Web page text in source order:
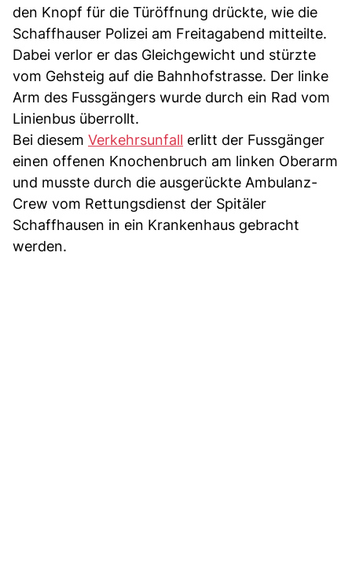
den Knopf für die Türöffnung drückte, wie die
Schaffhauser Polizei am Freitagabend mitteilte.
Dabei verlor er das Gleichgewicht und stürzte
vom Gehsteig auf die Bahnhofstrasse. Der linke
Arm des Fussgängers wurde durch ein Rad vom
Linienbus überrollt.
Bei diesem Verkehrsunfall erlitt der Fussgänger
einen offenen Knochenbruch am linken Oberarm
und musste durch die ausgerückte Ambulanz-
Crew vom Rettungsdienst der Spitäler
Schaffhausen in ein Krankenhaus gebracht
werden.